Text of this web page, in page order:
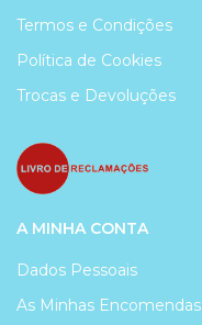
Termos e Condições
Política de Cookies
Trocas e Devoluções
A MINHA CONTA
Dados Pessoais
As Minhas Encomendas